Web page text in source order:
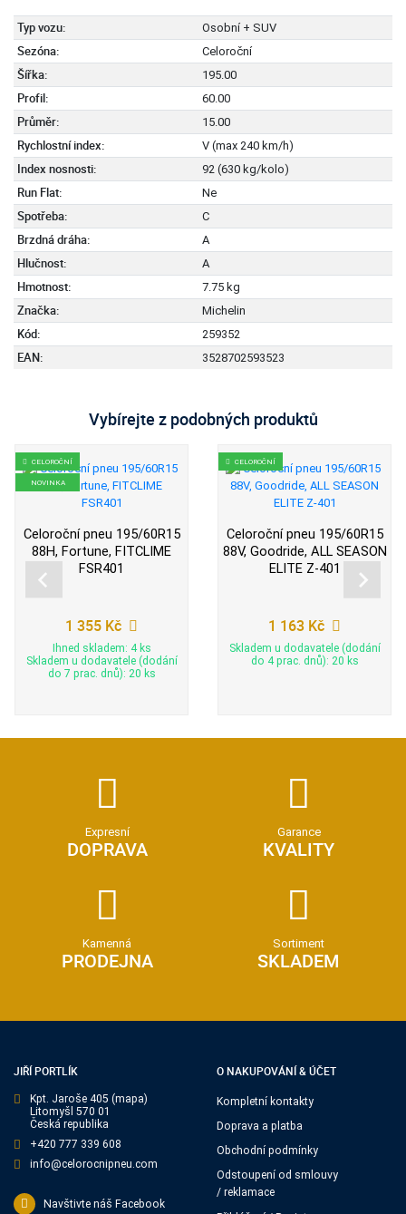
Typ vozu: Osobní + SUV
Sezóna: Celoroční
Šířka: 195.00
Profil: 60.00
Průměr: 15.00
Rychlostní index: V (max 240 km/h)
Index nosnosti: 92 (630 kg/kolo)
Run Flat: Ne
Spotřeba: C
Brzdná dráha: A
Hlučnost: A
Hmotnost: 7.75 kg
Značka: Michelin
Kód: 259352
EAN: 3528702593523
Vybírejte z podobných produktů
CELOROČNÍ
NOVINKA
Celoroční pneu 195/60R15
88H, Fortune, FITCLIME
FSR401
1 355 Kč
Ihned skladem: 4 ks
Skladem u dodavatele (dodání
do 7 prac. dnů): 20 ks
CELOROČNÍ
Celoroční pneu 195/60R15
88V, Goodride, ALL SEASON
ELITE Z-401
1 163 Kč
Skladem u dodavatele (dodání
do 4 prac. dnů): 20 ks
Expresní
DOPRAVA
Garance
KVALITY
Kamenná
PRODEJNA
Sortiment
SKLADEM
JIŘÍ PORTLÍK
Kpt. Jaroše 405 (mapa)
Litomyšl 570 01
Česká republika
+420 777 339 608
info@celorocnipneu.com
Navštivte náš Facebook
O NAKUPOVÁNÍ & ÚČET
Kompletní kontakty
Doprava a platba
Obchodní podmínky
Odstoupení od smlouvy
/ reklamace